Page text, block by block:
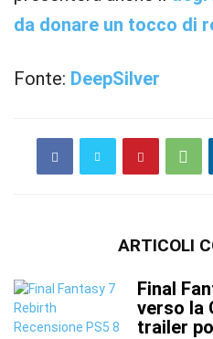
da donare un tocco di
Fonte: DeepSilver
ARTICOLI
Final
verso la
trailer